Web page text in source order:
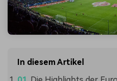
In diesem Artikel